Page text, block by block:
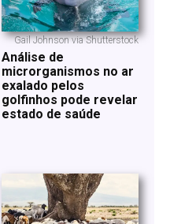
Gail Johnson via Shutterstock
Análise de
microrganismos no ar
exalado pelos
golfinhos pode revelar
estado de saúde